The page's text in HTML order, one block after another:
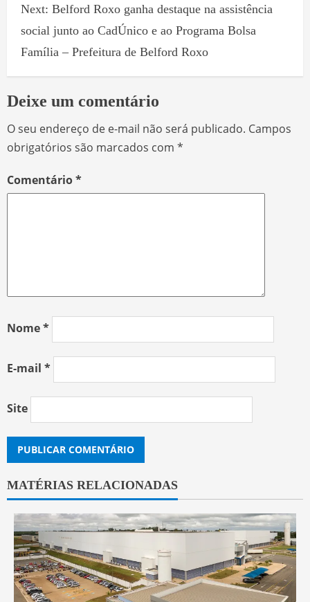
Next: Belford Roxo ganha destaque na assistência
social junto ao CadÚnico e ao Programa Bolsa
Família – Prefeitura de Belford Roxo
Deixe um comentário
O seu endereço de e-mail não será publicado. Campos
obrigatórios são marcados com *
Comentário*
Nome*
E-mail *
Site
MATÉRIAS RELACIONADAS